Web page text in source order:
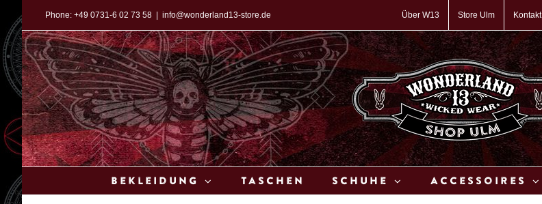
Inhalt
springen
Phone: +49 0731-6 02 73 58 info@wonderland13-store.de Über W13 Store Ulm Kontakt
Bekleidung Taschen Schuhe Accessoires